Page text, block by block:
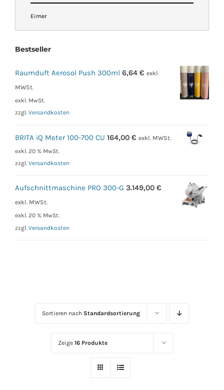
Sortieren nach Standardsortierung
Zeige 16 Produkte
Eimer
Bestseller
Raumduft Aerosol Push 300ml 6,64 € exkl.
MWSt.
exkl. MwSt.
zzgl. Versandkosten
BRITA iQ Meter 100-700 CU 164,00 € exkl. MWSt.
exkl. 20 % MwSt.
zzgl. Versandkosten
Aufschnittmaschine PRO 300-G 3.149,00 €
exkl. MWSt.
exkl. 20 % MwSt.
zzgl. Versandkosten